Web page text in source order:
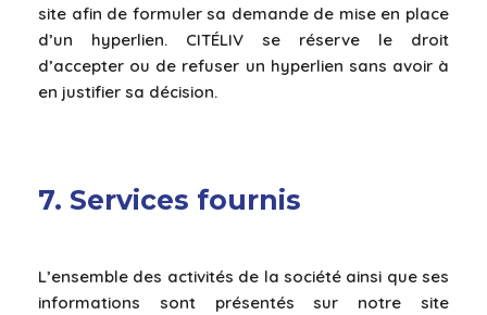
site afin de formuler sa demande de mise en place
d’un hyperlien. CITÉLIV se réserve le droit
d’accepter ou de refuser un hyperlien sans avoir à
en justifier sa décision.
7. Services fournis
L’ensemble des activités de la société ainsi que ses
informations sont présentés sur notre site